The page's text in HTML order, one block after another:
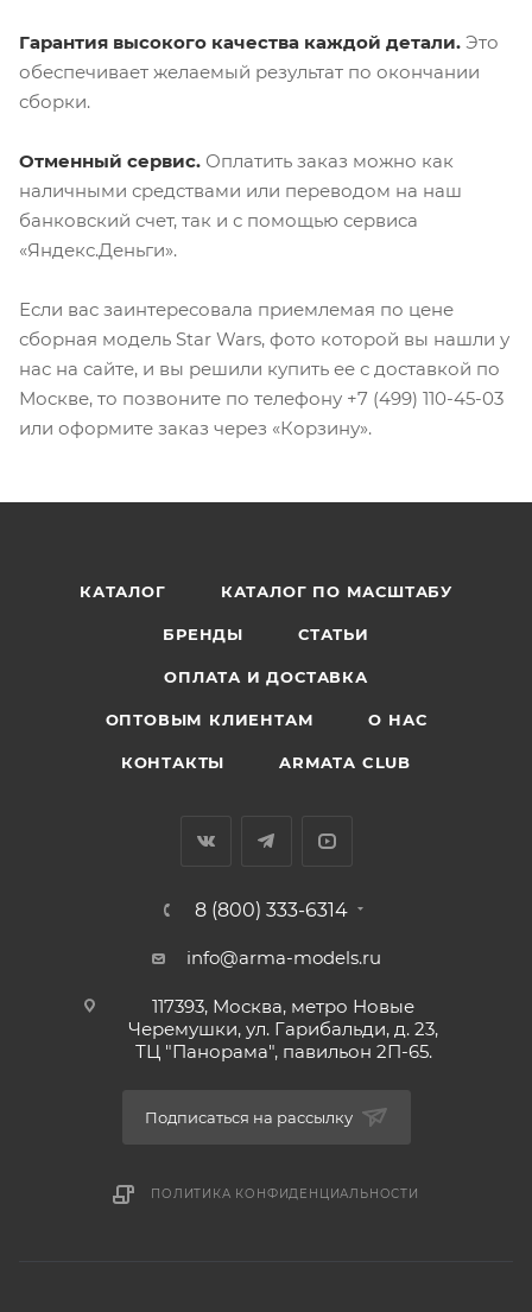
Гарантия высокого качества каждой детали. Это
обеспечивает желаемый результат по окончании
сборки.
Отменный сервис. Оплатить заказ можно как
наличными средствами или переводом на наш
банковский счет, так и с помощью сервиса
«Яндекс.Деньги».
Если вас заинтересовала приемлемая по цене
сборная модель Star Wars, фото которой вы нашли у
нас на сайте, и вы решили купить ее с доставкой по
Москве, то позвоните по телефону +7 (499) 110-45-03
или оформите заказ через «Корзину».
КАТАЛОГ КАТАЛОГ ПО МАСШТАБУ
БРЕНДЫ СТАТЬИ
ОПЛАТА И ДОСТАВКА
ОПТОВЫМ КЛИЕНТАМ О НАС
КОНТАКТЫ ARMATA CLUB
8 (800) 333-6314
info@arma-models.ru
117393, Москва, метро Новые
Черемушки, ул. Гарибальди, д. 23,
ТЦ "Панорама", павильон 2П-65.
Подписаться на рассылку
ПОЛИТИКА КОНФИДЕНЦИАЛЬНОСТИ